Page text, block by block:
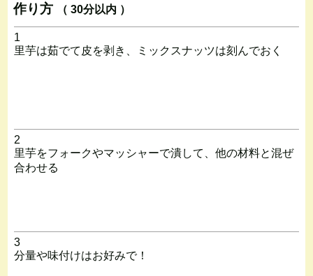
作り方 （ 30分以内 ）
1
里芋は茹でて皮を剥き、ミックスナッツは刻んでおく
2
里芋をフォークやマッシャーで潰して、他の材料と混ぜ
合わせる
3
分量や味付けはお好みで！